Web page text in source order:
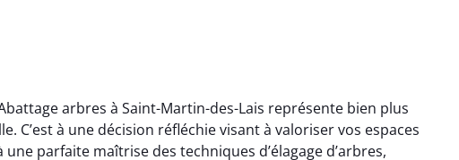
arbres à Saint-Martin-des-Lais représente bien plus
C’est à une décision réfléchie visant à valoriser vos espaces
parfaite maîtrise des techniques d’élagage d’arbres,